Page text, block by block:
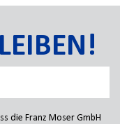
die Franz Moser GmbH